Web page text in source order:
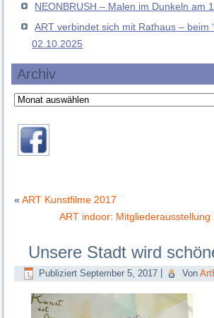
NEONBRUSH – Malen im Dunkeln am
ART verbindet sich mit Rathaus – beim
02.10.2025
Archiv
Archiv
«ART Kunstfilme 2017
ART indoor: Mitgliederausstellung
Unsere Stadt wird
Publiziert September 5, 2017 Von